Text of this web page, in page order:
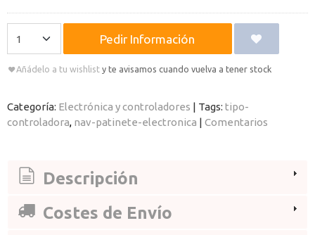
Pedir Información
Añádelo a tu wishlist y te avisamos cuando vuelva a tener stock
Categoría: Electrónica y controladores | Tags: tipo-
controladora nav-patinete-electronica | Comentarios
Descripción
Costes de Envío